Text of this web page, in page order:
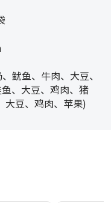
鱿鱼、牛肉、大豆、
、大豆、鸡肉、猪
大豆、鸡肉、苹果)